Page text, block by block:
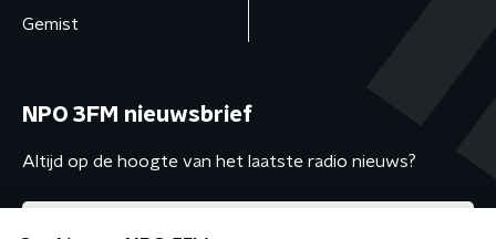
Gemist
NPO 3FM nieuwsbrief
Altijd op de hoogte van het laatste radio nieuws?